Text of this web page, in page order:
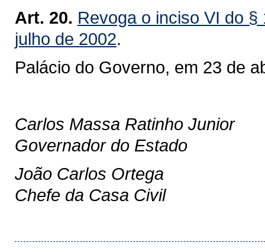
Art. 20. Revoga o inciso VI do §
julho de 2002.
Palácio do Governo, em 23 de
Carlos Massa Ratinho Junior
Governador do Estado
João Carlos Ortega
Chefe da Casa Civil